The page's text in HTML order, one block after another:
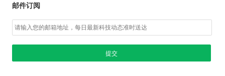
邮件订阅